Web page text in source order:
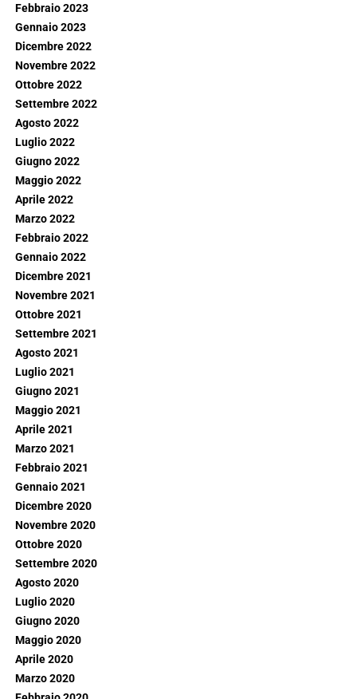
Febbraio 2023
Gennaio 2023
Dicembre 2022
Novembre 2022
Ottobre 2022
Settembre 2022
Agosto 2022
Luglio 2022
Giugno 2022
Maggio 2022
Aprile 2022
Marzo 2022
Febbraio 2022
Gennaio 2022
Dicembre 2021
Novembre 2021
Ottobre 2021
Settembre 2021
Agosto 2021
Luglio 2021
Giugno 2021
Maggio 2021
Aprile 2021
Marzo 2021
Febbraio 2021
Gennaio 2021
Dicembre 2020
Novembre 2020
Ottobre 2020
Settembre 2020
Agosto 2020
Luglio 2020
Giugno 2020
Maggio 2020
Aprile 2020
Marzo 2020